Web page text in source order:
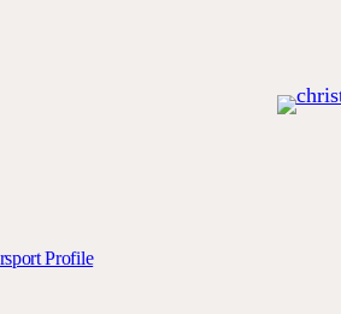
Profile